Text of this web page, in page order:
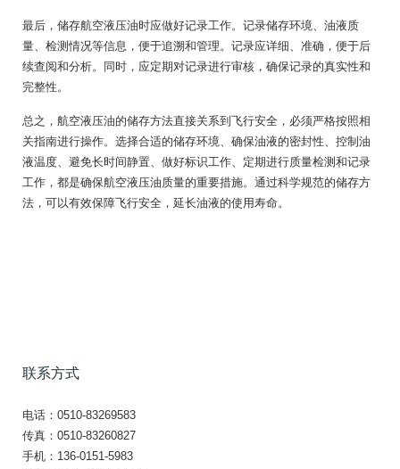
最后，储存航空液压油时应做好记录工作。记录储存环境、油液质
量、检测情况等信息，便于追溯和管理。记录应详细、准确，便于后
续查阅和分析。同时，应定期对记录进行审核，确保记录的真实性和
完整性。
总之，航空液压油的储存方法直接关系到飞行安全，必须严格按照相
关指南进行操作。选择合适的储存环境、确保油液的密封性、控制油
液温度、避免长时间静置、做好标识工作、定期进行质量检测和记录
工作，都是确保航空液压油质量的重要措施。通过科学规范的储存方
法，可以有效保障飞行安全，延长油液的使用寿命。
联系方式
电话：0510-83269583
传真：0510-83260827
手机：136-0151-5983